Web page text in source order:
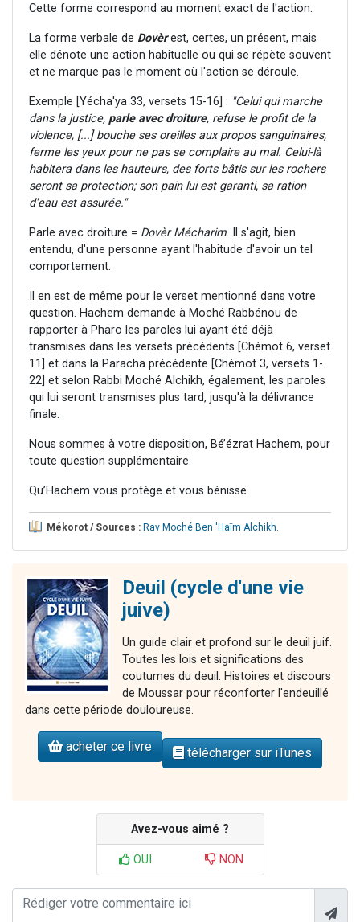
Cette forme correspond au moment exact de l'action.
La forme verbale de Dovèrest, certes, un présent, mais
elle dénote une action habituelle ou qui se répète souvent
et ne marque pas le moment où l'action se déroule.
Exemple [Yécha'ya 33, versets 15-16] : "Celui qui marche
dans la justice, parle avec droiture, refuse le profit de la
violence, [...] bouche ses oreilles aux propos sanguinaires,
ferme les yeux pour ne pas se complaire au mal. Celui-là
habitera dans les hauteurs, des forts bâtis sur les rochers
seront sa protection; son pain lui est garanti, sa ration
d'eau est assurée."
Parle avec droiture = Dovèr Mécharim. Il s'agit, bien
entendu, d'une personne ayant l'habitude d'avoir un tel
comportement.
Il en est de même pour le verset mentionné dans votre
question. Hachem demande à Moché Rabbénou de
rapporter à Pharo les paroles lui ayant été déjà
transmises dans les versets précédents [Chémot 6, verset
11] et dans la Paracha précédente [Chémot 3, versets 1-
22] et selon Rabbi Moché Alchikh, également, les paroles
qui lui seront transmises plus tard, jusqu'à la délivrance
finale.
Nous sommes à votre disposition, Bé’ézrat Hachem, pour
toute question supplémentaire.
Qu’Hachem vous protège et vous bénisse.
Mékorot / Sources : Rav Moché Ben 'Haïm Alchikh.
Deuil (cycle d'une vie
juive)
Un guide clair et profond sur le deuil juif.
Toutes les lois et significations des
coutumes du deuil. Histoires et discours
de Moussar pour réconforter l'endeuillé
dans cette période douloureuse.
acheter ce livre télécharger sur iTunes
Avez-vous aimé ?
OUI NON